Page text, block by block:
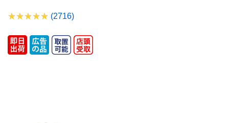
(2716)